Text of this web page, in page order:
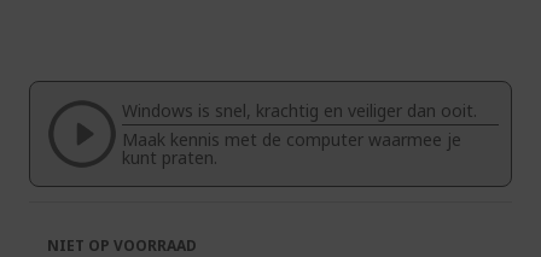
van
afbeeldingen-
gallerij
begin
afbeeldingen-
gallerij
Windows is snel, krachtig en veiliger dan ooit.
Maak kennis met de computer waarmee je
kunt praten.
NIET OP VOORRAAD